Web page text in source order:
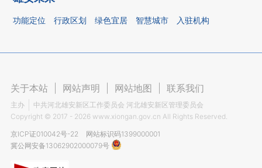
功能定位 行政区划 绿色宜居 智慧城市 入驻机构
关于本站 网站声明 网站地图 联系我们
主办
中共河北雄安新区工作委员会 河北雄安新区管理委员会
Copyright © 2017 - 2026 www.xiongan.gov.cn All Rights Reserved.
京ICP证010042号-22
网站标识码1399000001
冀公网安备13062902000079号